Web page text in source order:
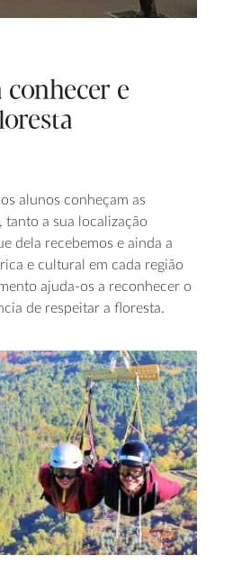
e
alunos conheçam as
tanto a sua localização
dela recebemos e ainda a
e cultural em cada região
ajuda-os a reconhecer o
de respeitar a floresta.